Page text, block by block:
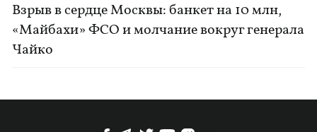
Взрыв в сердце Москвы: банкет на 10 млн,
«Майбахи» ФСО и молчание вокруг генерала
Чайко